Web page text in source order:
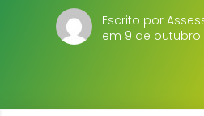
EMENDAS
Escrito por
em 9 de outubro